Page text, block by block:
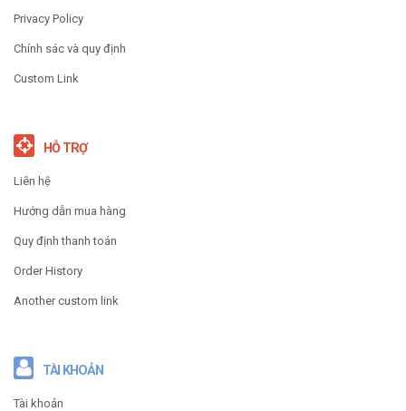
Privacy Policy
Chính sác và quy định
Custom Link
HỖ TRỢ
Liên hệ
Hướng dẫn mua hàng
Quy định thanh toán
Order History
Another custom link
TÀI KHOẢN
Tài khoản